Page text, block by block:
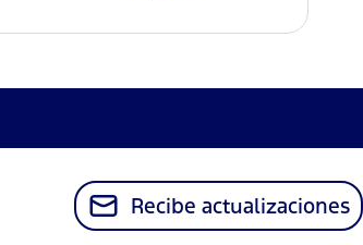
Recibe actualizaciones